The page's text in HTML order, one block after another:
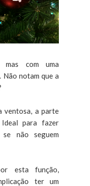
mas com uma
notam que a
ventosa, a parte
para fazer
não seguem
esta função,
ter um